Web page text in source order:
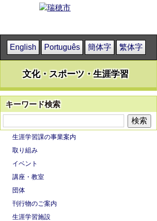
English Português 簡体字 繁体字
文化・スポーツ・生涯学習
キーワード検索
生涯学習課の事業案内
取り組み
イベント
講座・教室
団体
刊行物のご案内
生涯学習施設